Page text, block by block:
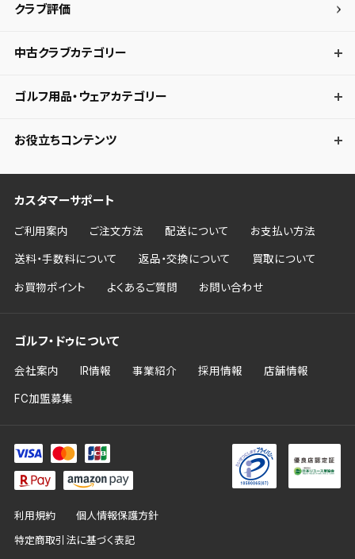
クラブ評価
中古クラブカテゴリー
ゴルフ用品・ウェアカテゴリー
お役立ちコンテンツ
カスタマーサポート
ご利用案内 ご注文方法 配送について お支払い方法
送料・手数料について 返品・交換について 買取について
お買物ポイント よくあるご質問 お問い合わせ
ゴルフ・ドゥについて
会社案内 IR情報 事業紹介 採用情報 店舗情報
FC加盟募集
利用規約 個人情報保護方針
特定商取引法に基づく表記